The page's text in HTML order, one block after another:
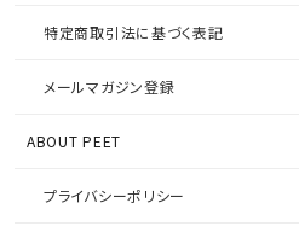
特定商取引法に基づく表記
メールマガジン登録
ABOUT PEET
プライバシーポリシー